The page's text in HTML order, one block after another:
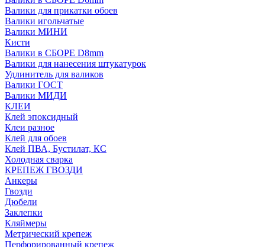
Валики для прикатки обоев
Валики игольчатые
Валики МИНИ
Кисти
Валики в СБОРЕ D8mm
Валики для нанесения штукатурок
Удлинитель для валиков
Валики ГОСТ
Валики МИДИ
КЛЕИ
Клей эпоксидный
Клеи разное
Клей для обоев
Клей ПВА, Бустилат, КС
Холодная сварка
КРЕПЕЖ ГВОЗДИ
Анкеры
Гвозди
Дюбели
Заклепки
Кляймеры
Метрический крепеж
Перфорированный крепеж